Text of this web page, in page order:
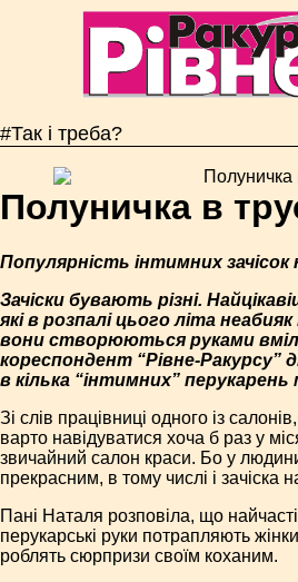
#Так і треба?
Полуничка в
Популярність інтимних зачісок
Зачіски бувають різні.
які в розпалі цього літа
вони створюються руками
кореспондент “Рівне-Ракурсу”
в кілька “інтимних” перукарень
Зі слів працівниці одного із
варто навідуватися хоча б раз у
звичайний салон краси. Бо у
прекрасним, в тому числі і зачіска
Пані Наталя розповіла, що
перукарські руки потрапляють
роблять сюрпризи своїм коханим.